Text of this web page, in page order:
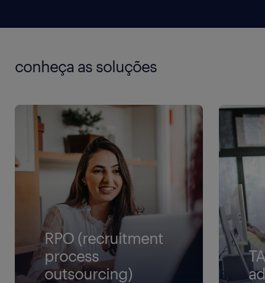
conheça as soluções
RPO (recruitment
process
outsourcing)